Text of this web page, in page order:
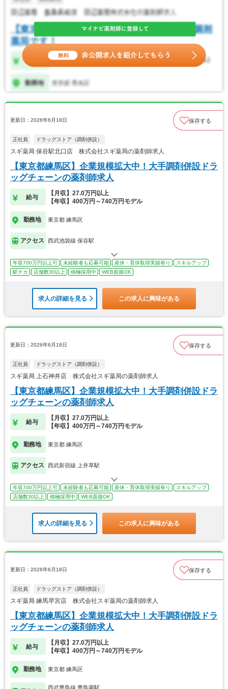
更新日：2026年6月18日 保存する
正社員 ドラッグストア（調剤併設）
スギ薬局 保谷駅北口店 株式会社スギ薬局の薬剤師求人
【東京都練馬区】企業規模拡大中！大手調剤併設ドラ
ッグチェーンの薬剤師求人
給与
【月収】27.0万円以上
【年収】400万円～740万円モデル
勤務地 東京都 練馬区
アクセス 西武池袋線 保谷駅
年収700万円以上可 未経験者も応募可能 産休・育休取得実績有り
スキルアップ
駅チカ
店舗数30以上 積極採用中 WEB面接OK
求人の詳細を見る この求人に興味がある
更新日：2026年6月18日 保存する
正社員 ドラッグストア（調剤併設）
スギ薬局 上石神井店 株式会社スギ薬局の薬剤師求人
【東京都練馬区】企業規模拡大中！大手調剤併設ドラ
ッグチェーンの薬剤師求人
給与
【月収】27.0万円以上
【年収】400万円～740万円モデル
勤務地 東京都 練馬区
アクセス 西武新宿線 上井草駅
年収700万円以上可 未経験者も応募可能 産休・育休取得実績有り
スキルアップ
店舗数30以上
積極採用中 WEB面接OK
求人の詳細を見る この求人に興味がある
更新日：2026年6月18日 保存する
正社員 ドラッグストア（調剤併設）
スギ薬局 練馬早宮店 株式会社スギ薬局の薬剤師求人
【東京都練馬区】企業規模拡大中！大手調剤併設ドラ
ッグチェーンの薬剤師求人
給与
【月収】27.0万円以上
【年収】400万円～740万円モデル
勤務地 東京都 練馬区
西武豊島線 豊島園駅